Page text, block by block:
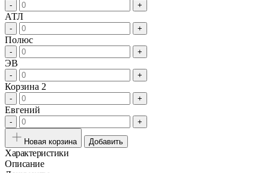
- +
АТЛ
- +
Полюс
- +
ЭВ
- +
Корзина 2
- +
Евгений
- +
Новая корзина Добавить
Характеристики
Описание